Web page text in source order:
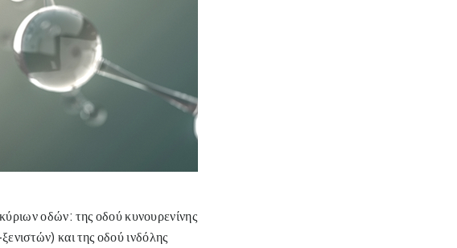
οδών: της οδού κυνουρενίνης
και της οδού ινδόλης